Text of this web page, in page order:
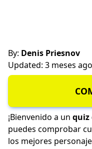
By: Denis Priesnov
Updated: 3 meses ago
¡Bienvenido a un quiz
puedes comprobar
los mejores